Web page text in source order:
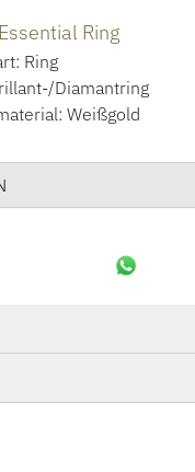
Ring
Ring
Diamantring
Weißgold